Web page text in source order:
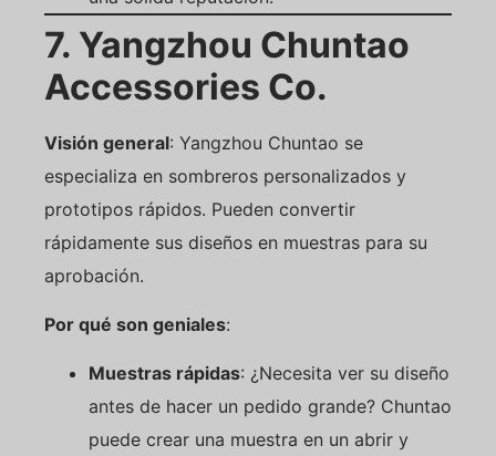
7. Yangzhou Chuntao
Accessories Co.
Visión general: Yangzhou Chuntao se
especializa en sombreros personalizados y
prototipos rápidos. Pueden convertir
rápidamente sus diseños en muestras para su
aprobación.
Por qué son geniales:
Muestras rápidas: ¿Necesita ver su diseño
antes de hacer un pedido grande? Chuntao
puede crear una muestra en un abrir y